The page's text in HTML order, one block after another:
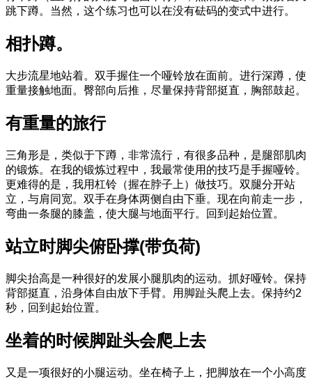
跳下蹲。当然，这个练习也可以在没有砝码的变式中进行。
相扑蹲。
大步流星地站着。双手握住一个哑铃放在面前。进行深蹲，使
重量接触地面。臀部向后推，尽量保持背部挺直，胸部鼓起。
有重量的旅行
三角形是，类似于下蹲，非常流行，有很多品种，是腿部肌肉
的锻炼。在我的锻炼过程中，我最常使用的技巧是手握哑铃。
更难得的是，我用杠铃（握在脖子上）做技巧。双腿分开站
立，与肩同宽。双手在身体两侧自由下垂。现在向前走一步，
弯曲一条腿的膝盖，使大腿与地面平行。回到起始位置。
站立时脚尖俯卧撑(带负荷)
脚尖抬高是一种很好的发展小腿肌肉的运动。抓好哑铃。保持
背部挺直，沿身体自由放下手臂。用脚趾头爬上去。保持约2
秒，回到起始位置。
坐着的时候脚趾头会爬上去
又是一项很好的小腿运动。坐在椅子上，把脚放在一个小高度